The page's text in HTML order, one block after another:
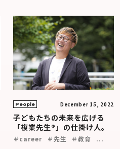
People December 15, 2022
子どもたちの未来を広げる
「複業先生®」の仕掛け人。
＃career ＃先生 ＃教育 ...